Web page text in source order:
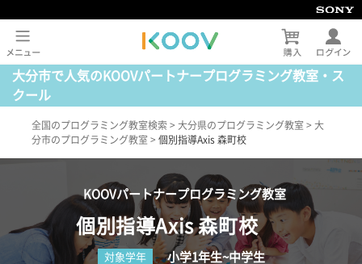
大分市で人気のKOOVパートナープログラミング教室・ス
クール
全国のプログラミング教室検索 > 大分県のプログラミング教室 > 大
分市のプログラミング教室 > 個別指導Axis 森町校
KOOVパートナープログラミング教室
個別指導Axis 森町校
対象学年 小学1年生~中学生